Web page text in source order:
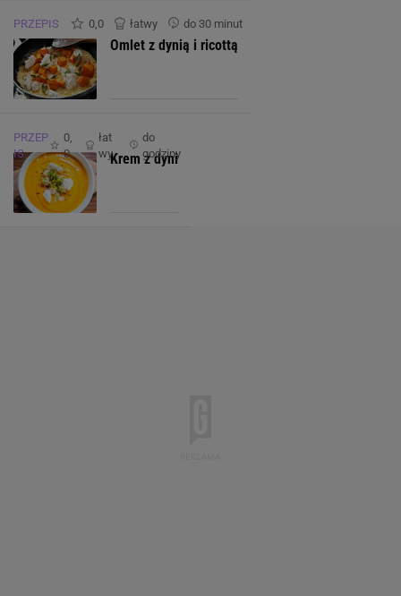
PRZEPIS 0,0 łatwy do 30 minut
Omlet z dynią i ricottą
PRZEP
IS
0,
0
łat
wy
do
godziny
Krem z dyni